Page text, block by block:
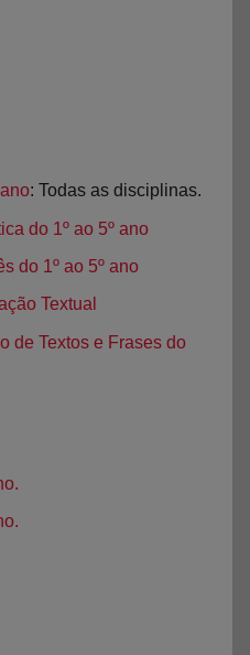
: Todas as disciplinas.
do 1º ao 5º ano
do 1º ao 5º ano
Textual
de Textos e Frases do